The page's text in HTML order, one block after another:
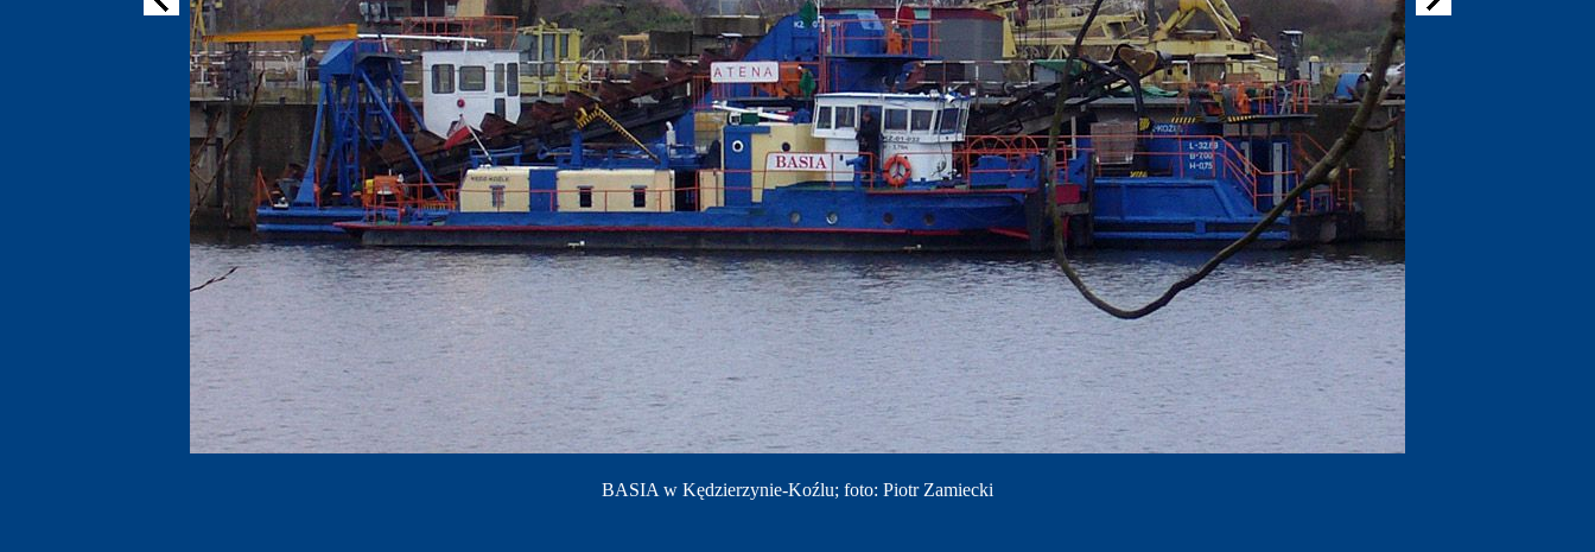
BASIA w Kędzierzynie-Koźlu; foto: Piotr Zamiecki